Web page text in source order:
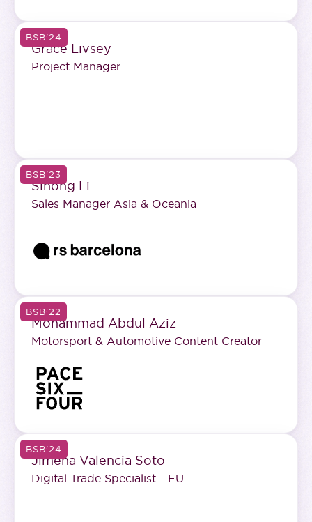
BSB'24
Grace Livsey
Project Manager
BSB'23
Sihong Li
Sales Manager Asia & Oceania
BSB'22
Mohammad Abdul Aziz
Motorsport & Automotive Content Creator
BSB'24
Jimena Valencia Soto
Digital Trade Specialist - EU